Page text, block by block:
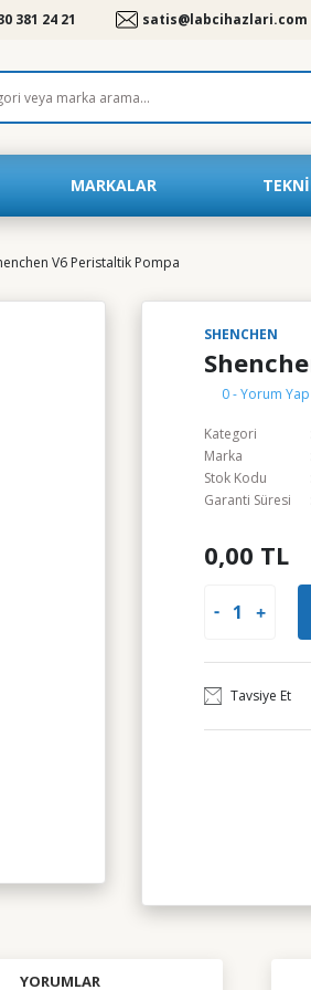
381 24 21 satis@labcihazlari.com
MARKALAR
V6 Peristaltik Pompa
SHENCHEN
0 - Yorum Yap
Kategori
Marka
Stok Kodu
Garanti Süresi
0,00 TL
Tavsiye Et
YORUMLAR